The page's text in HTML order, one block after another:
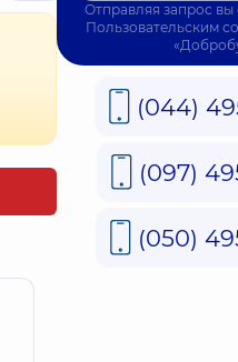
Отправляя запрос вы
Пользовательским
(044)
(097)
(050)